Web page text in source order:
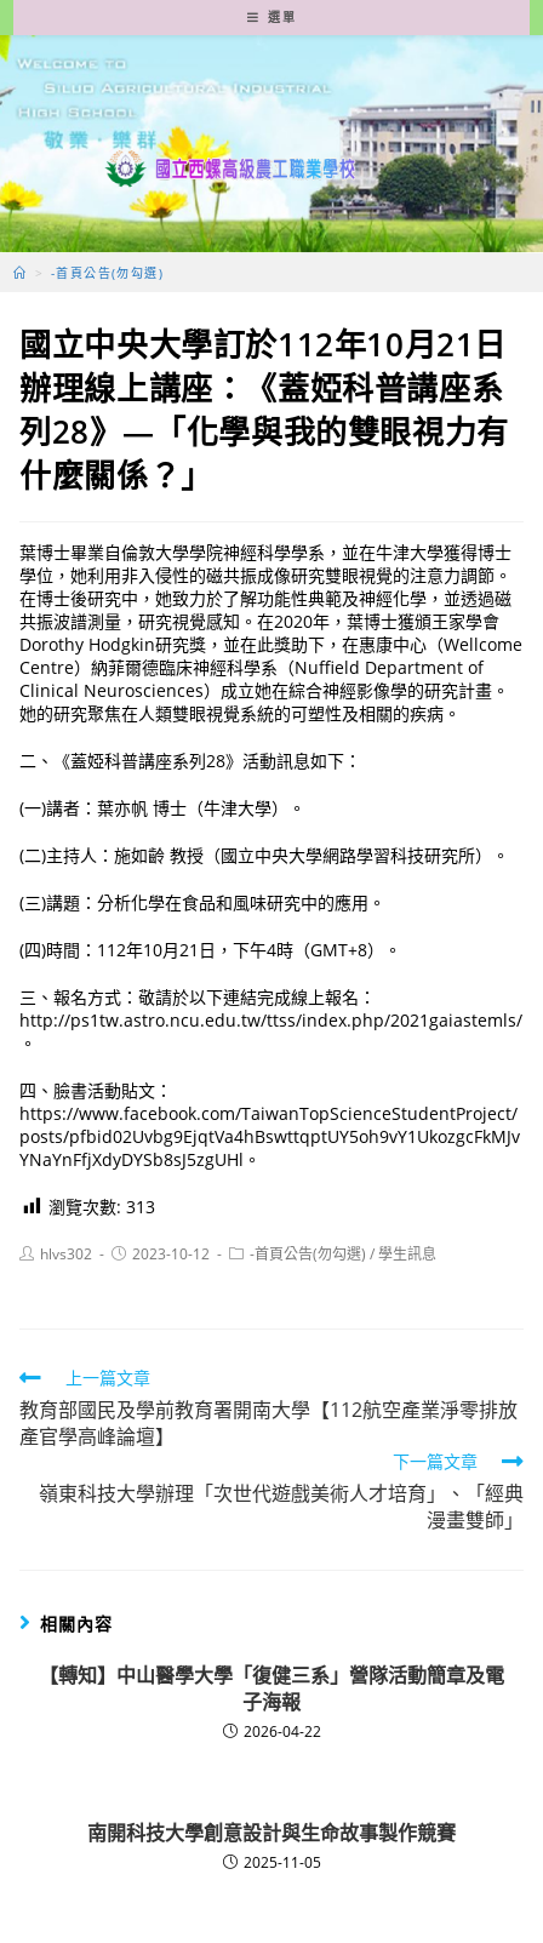
轉
至
要
容
選單
> -首頁公告(勿勾選)
國立中央大學訂於112年10月21日
辦理線上講座：《蓋婭科普講座系
列28》—「化學與我的雙眼視力有
什麼關係？」
葉博士畢業自倫敦大學學院神經科學學系，並在牛津大學獲得博士
學位，她利用非入侵性的磁共振成像研究雙眼視覺的注意力調節。
在博士後研究中，她致力於了解功能性典範及神經化學，並透過磁
共振波譜測量，研究視覺感知。在2020年，葉博士獲頒王家學會
Dorothy Hodgkin研究獎，並在此獎助下，在惠康中心（Wellcome
Centre）納菲爾德臨床神經科學系（Nuffield Department of
Clinical Neurosciences）成立她在綜合神經影像學的研究計畫。
她的研究聚焦在人類雙眼視覺系統的可塑性及相關的疾病。
二、《蓋婭科普講座系列28》活動訊息如下：
(一)講者：葉亦帆 博士（牛津大學）。
(二)主持人：施如齡 教授（國立中央大學網路學習科技研究所）。
(三)講題：分析化學在食品和風味研究中的應用。
(四)時間：112年10月21日，下午4時（GMT+8）。
三、報名方式：敬請於以下連結完成線上報名：
http://ps1tw.astro.ncu.edu.tw/ttss/index.php/2021gaiastemls/
。
四、臉書活動貼文：
https://www.facebook.com/TaiwanTopScienceStudentProject/
posts/pfbid02Uvbg9EjqtVa4hBswttqptUY5oh9vY1UkozgcFkMJv
YNaYnFfjXdyDYSb8sJ5zgUHl。
瀏覽次數: 313
Posthlvs302
Post2023-10-12
Post-首頁公告(勿勾選) /學生訊息
Read
more
articles
上一篇文章
教育部國民及學前教育署開南大學【112航空產業淨零排放
產官學高峰論壇】
下一篇文章
嶺東科技大學辦理「次世代遊戲美術人才培育」、「經典
漫畫雙師」
相關內容
【轉知】中山醫學大學「復健三系」營隊活動簡章及電
子海報
2026-04-22
南開科技大學創意設計與生命故事製作競賽
2025-11-05